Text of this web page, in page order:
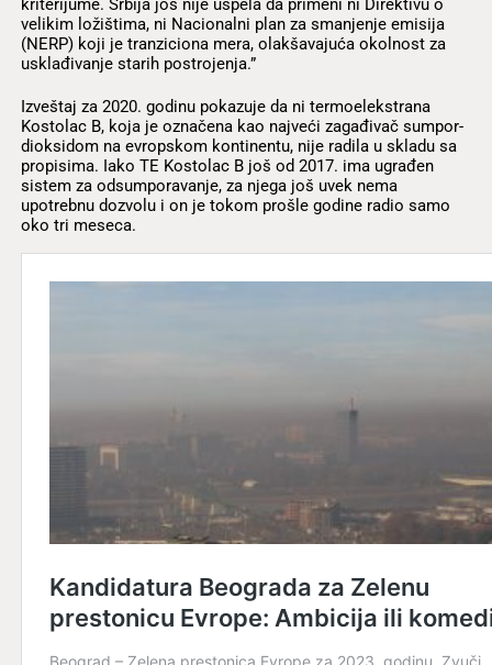
kriterijume. Srbija još nije uspela da primeni ni Direktivu o
velikim ložištima, ni Nacionalni plan za smanjenje emisija
(NERP) koji je tranziciona mera, olakšavajuća okolnost za
usklađivanje starih postrojenja.”
Izveštaj za 2020. godinu pokazuje da ni termoelekstrana
Kostolac B, koja je označena kao najveći zagađivač sumpor-
dioksidom na evropskom kontinentu, nije radila u skladu sa
propisima. Iako TE Kostolac B još od 2017. ima ugrađen
sistem za odsumporavanje, za njega još uvek nema
upotrebnu dozvolu i on je tokom prošle godine radio samo
oko tri meseca.